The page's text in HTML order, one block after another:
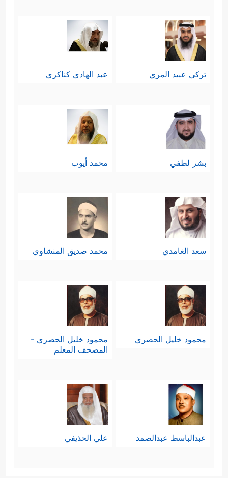
تركي عبيد المري عبد الهادي كناكري
بشر لطفي محمد أيوب
سعد الغامدي محمد صديق المنشاوي
محمود خليل الحصري
محمود خليل الحصري -
المصحف المعلم
عبدالباسط عبدالصمد علي الحذيفي